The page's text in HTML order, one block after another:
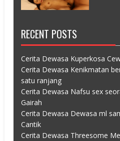
RECENT POSTS
Cerita Dewasa Kuperkosa
Cerita Dewasa Kenikmatan
satu ranjang
Cerita Dewasa Nafsu sex
Gairah
Cerita Dewasa Dewasa ml
Cantik
Cerita Dewasa Threesome